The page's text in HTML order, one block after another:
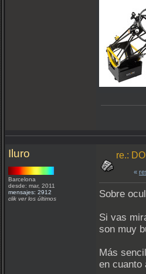
Iluro
Barcelona
desde: mar, 2011
mensajes: 2912
clik ver los últimos
re.:
«
Sobre
Si vas
son muy
Más
en cuanto